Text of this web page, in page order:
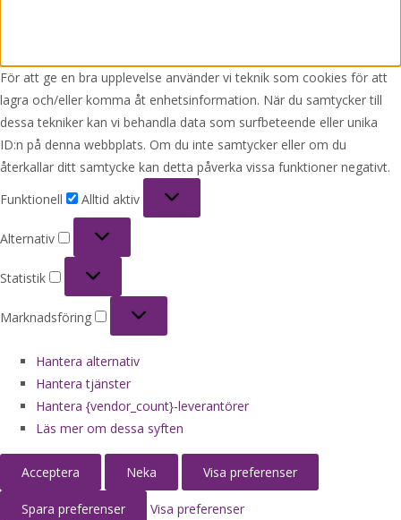
För att ge en bra upplevelse använder vi teknik som cookies för att
lagra och/eller komma åt enhetsinformation. När du samtycker till
dessa tekniker kan vi behandla data som surfbeteende eller unika
ID:n på denna webbplats. Om du inte samtycker eller om du
återkallar ditt samtycke kan detta påverka vissa funktioner negativt.
Funktionell
Alltid aktiv
Alternativ
Statistik
Marknadsföring
Hantera alternativ
Hantera tjänster
Hantera {vendor_count}-leverantörer
Läs mer om dessa syften
Acceptera Neka Visa preferenser
Spara preferenser Visa preferenser